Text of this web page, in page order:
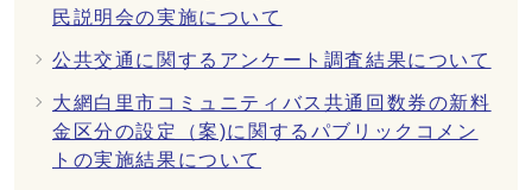
民説明会の実施について
公共交通に関するアンケート調査結果について
大網白里市コミュニティバス共通回数券の新料
金区分の設定（案)に関するパブリックコメン
トの実施結果について